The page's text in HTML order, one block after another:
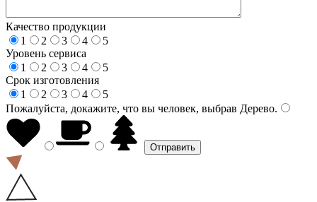
Качество продукции
1
2 3 4
5
Уровень сервиса
1
2 3 4
5
Срок изготовления
1
2 3 4
5
Пожалуйста, докажите, что вы человек, выбрав Дерево.